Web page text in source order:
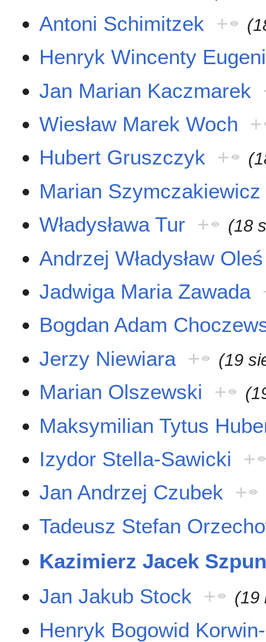
Antoni Schimitzek +
Henryk Wincenty
Jan Marian Kaczmarek
Wiesław Marek Woch +
Hubert Gruszczyk +
Marian Szymczakiewicz
Władysława Tur + (18
Andrzej Władysław Oleś
Jadwiga Maria Zawada
Bogdan Adam
Jerzy Niewiara + (19
Marian Olszewski +
Maksymilian Tytus
Izydor Stella-Sawicki
+
Jan Andrzej Czubek +
Tadeusz Stefan
Kazimierz Jacek
Jan Jakub Stock + (19
Henryk Bogowid